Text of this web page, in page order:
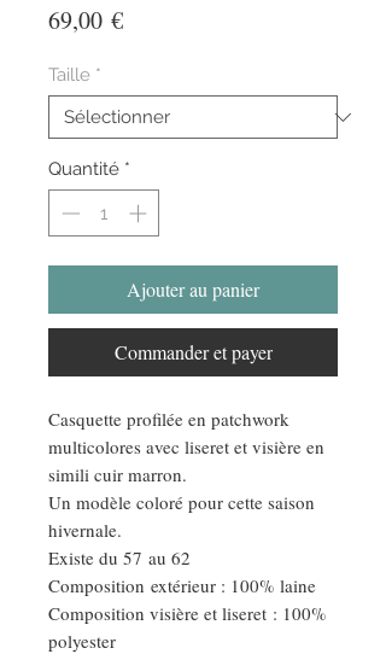
69,00 €Prix
Taille *
Quantité *
Ajouter au panier
Commander et payer
Casquette profilée en patchwork
multicolores avec liseret et visière en
simili cuir marron.
Un modèle coloré pour cette saison
hivernale.
Existe du 57 au 62
Composition extérieur : 100% laine
Composition visière et liseret : 100%
polyester